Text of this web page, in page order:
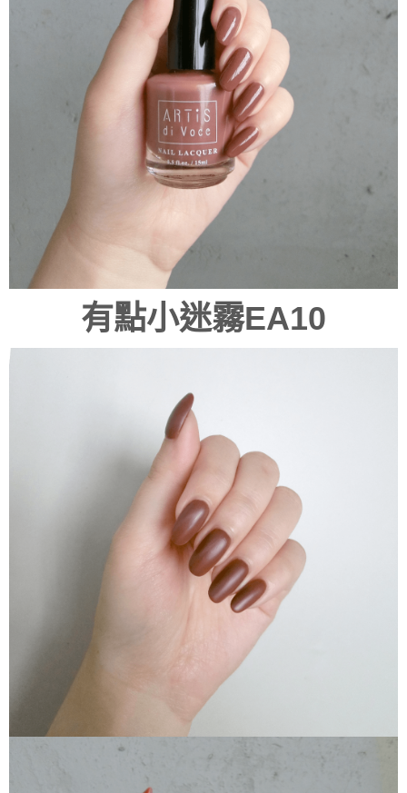
有點小迷霧EA10